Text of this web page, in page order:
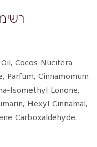
Cocos Nucifera
Parfum, Cinnamomum
Isomethyl Lonone,
Hexyl Cinnamal,
Carboxaldehyde,